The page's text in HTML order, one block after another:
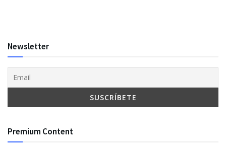
Newsletter
Premium Content